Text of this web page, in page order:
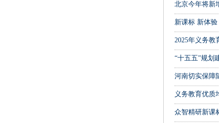
北京今年将新
新课标 新体验
2025年义务教
“十五五”规划
河南切实保障
义务教育优质
众智精研新课